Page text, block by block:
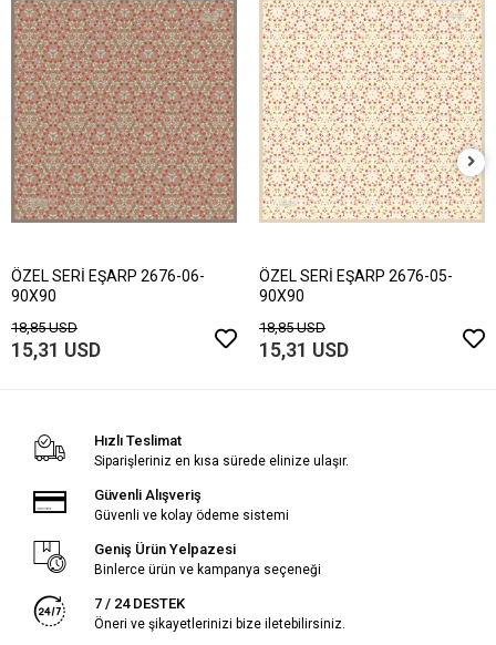
ÖZEL SERİ EŞARP 2676-06-
90X90
18,85 USD
15,31 USD
ÖZEL SERİ EŞARP 2676-05-
90X90
18,85 USD
15,31 USD
Hızlı Teslimat
Siparişleriniz en kısa sürede elinize ulaşır.
Güvenli Alışveriş
Güvenli ve kolay ödeme sistemi
Geniş Ürün Yelpazesi
Binlerce ürün ve kampanya seçeneği
7 / 24 DESTEK
Öneri ve şikayetlerinizi bize iletebilirsiniz.